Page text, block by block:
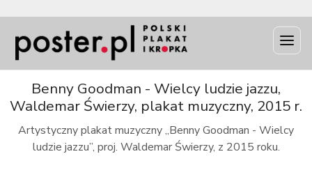
Benny Goodman - Wielcy ludzie jazzu,
Waldemar Świerzy, plakat muzyczny, 2015 r.
Artystyczny plakat muzyczny „Benny Goodman - Wielcy
ludzie jazzu”, proj. Waldemar Świerzy, z 2015 roku.